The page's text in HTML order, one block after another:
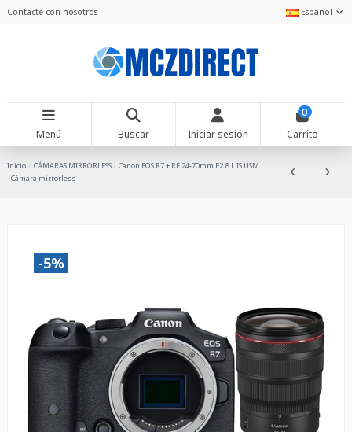
Contacte con nosotros Español
Menú Buscar Iniciar sesión
0
Carrito
Inicio CÁMARAS MIRRORLESS
Canon EOS R7 + RF 24-70mm F2.8 L IS USM
- Cámara mirrorless
-5%